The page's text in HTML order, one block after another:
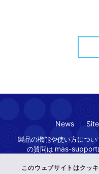
このウェブサイトはクッ
News
製品の機能や使い方につい
の質問は mas-